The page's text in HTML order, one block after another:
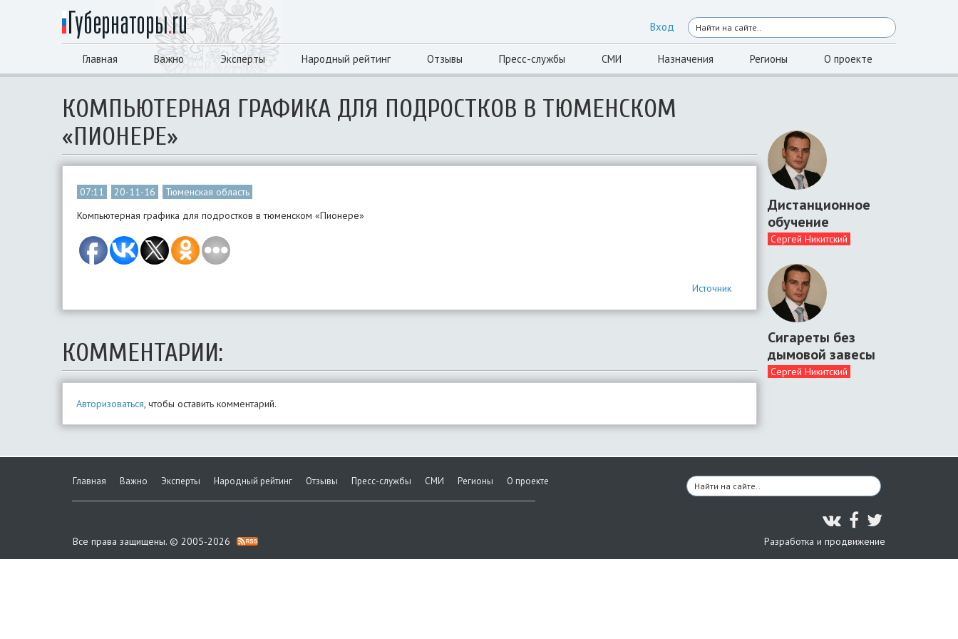
Вход
Главная Важно Эксперты Народный рейтинг Отзывы Пресс-службы СМИ Назначения Регионы О проекте
КОМПЬЮТЕРНАЯ ГРАФИКА ДЛЯ ПОДРОСТКОВ В ТЮМЕНСКОМ
«ПИОНЕРЕ»
07:11 20-11-16
Тюменская область
Компьютерная графика для подростков в тюменском «Пионере»
Источник
КОММЕНТАРИИ:
Авторизоваться, чтобы оставить комментарий.
Дистанционное
обучение
Сергей Никитский
Сигареты без
дымовой завесы
Сергей Никитский
Главная Важно Эксперты Народный рейтинг Отзывы Пресс-службы СМИ Регионы О проекте
Все права защищены. © 2005-2026 Разработка и продвижение